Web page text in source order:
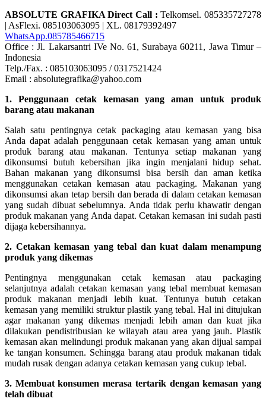
ABSOLUTE GRAFIKA Direct Call : Telkomsel. 085335727278
| AsFlexi. 085103063095 | XL. 08179392497
WhatsApp.085785466715
Office : Jl. Lakarsantri IVe No. 61, Surabaya 60211, Jawa Timur –
Indonesia
Telp./Fax. : 085103063095 / 0317521424
Email : absolutegrafika@yahoo.com
1. Penggunaan cetak kemasan yang aman untuk produk
barang atau makanan
Salah satu pentingnya cetak packaging atau kemasan yang bisa
Anda dapat adalah penggunaan cetak kemasan yang aman untuk
produk barang atau makanan. Tentunya setiap makanan yang
dikonsumsi butuh kebersihan jika ingin menjalani hidup sehat.
Bahan makanan yang dikonsumsi bisa bersih dan aman ketika
menggunakan cetakan kemasan atau packaging. Makanan yang
dikonsumsi akan tetap bersih dan berada di dalam cetakan kemasan
yang sudah dibuat sebelumnya. Anda tidak perlu khawatir dengan
produk makanan yang Anda dapat. Cetakan kemasan ini sudah pasti
dijaga kebersihannya.
2. Cetakan kemasan yang tebal dan kuat dalam menampung
produk yang dikemas
Pentingnya menggunakan cetak kemasan atau packaging
selanjutnya adalah cetakan kemasan yang tebal membuat kemasan
produk makanan menjadi lebih kuat. Tentunya butuh cetakan
kemasan yang memiliki struktur plastik yang tebal. Hal ini ditujukan
agar makanan yang dikemas menjadi lebih aman dan kuat jika
dilakukan pendistribusian ke wilayah atau area yang jauh. Plastik
kemasan akan melindungi produk makanan yang akan dijual sampai
ke tangan konsumen. Sehingga barang atau produk makanan tidak
mudah rusak dengan adanya cetakan kemasan yang cukup tebal.
3. Membuat konsumen merasa tertarik dengan kemasan yang
telah dibuat